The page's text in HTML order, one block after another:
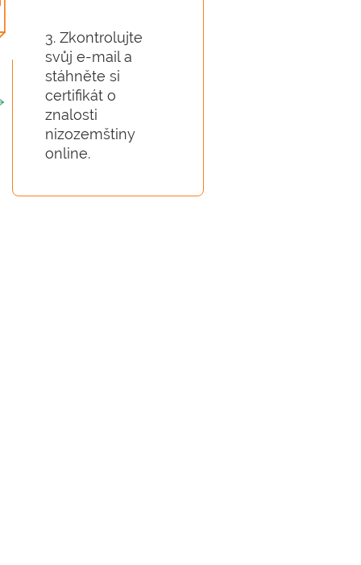
3. Zkontrolujte
svůj e-mail a
stáhněte si
certifikát o
znalosti
nizozemštiny
online.